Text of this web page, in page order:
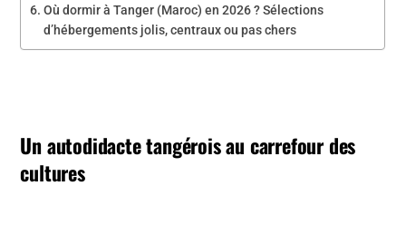
Où dormir à Tanger (Maroc) en 2026 ? Sélections
d’hébergements jolis, centraux ou pas chers
Un autodidacte tangérois au carrefour des
cultures